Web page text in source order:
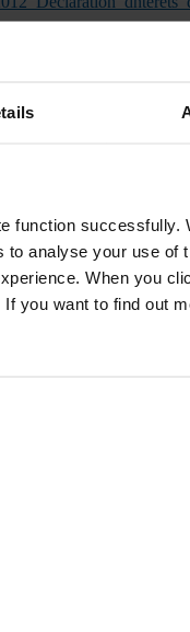
function successfully.
to analyse your use of
When you
you want to find out
- Tel : 01 55 61 37
–